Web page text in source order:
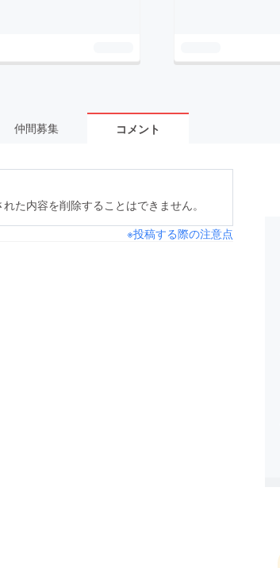
仲間募集 コメント
た内容を削除することはできません。
※投稿する際の注意点